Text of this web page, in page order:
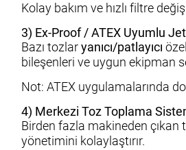
Kolay bakım ve hızlı filtre
3) Ex-Proof / ATEX Uyumlu
Bazı tozlaryanıcı/patlayıcı
bileşenleri ve uygun ekipman
Not: ATEX uygulamalarında
4) Merkezi Toz Toplama
Birden fazla makineden
yönetimini kolaylaştırır.